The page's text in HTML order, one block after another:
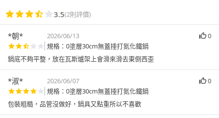
3.5(2則評價)
*朝* 2026/06/13
0
規格：0塗層30cm無蓋捶打氮化鐵鍋
鍋底不夠平整，放在瓦斯爐架上會滑來滑去東倒西歪
*淑* 2026/06/07
0
規格：0塗層30cm無蓋捶打氮化鐵鍋
包裝粗糙，品管沒做好，鍋具又點重所以不喜歡